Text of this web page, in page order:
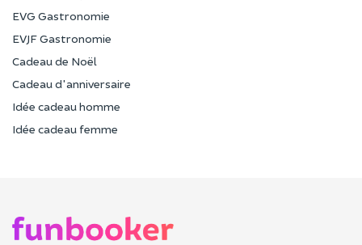
EVG Gastronomie
EVJF Gastronomie
Cadeau de Noël
Cadeau d'anniversaire
Idée cadeau homme
Idée cadeau femme